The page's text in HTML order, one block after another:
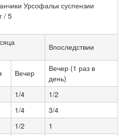
Урсофальк суспензии
/ 5
Впоследствии
Вечер
Вечер (1 раз в
день)
1/4
1/2
1/4
3/4
1/2
1